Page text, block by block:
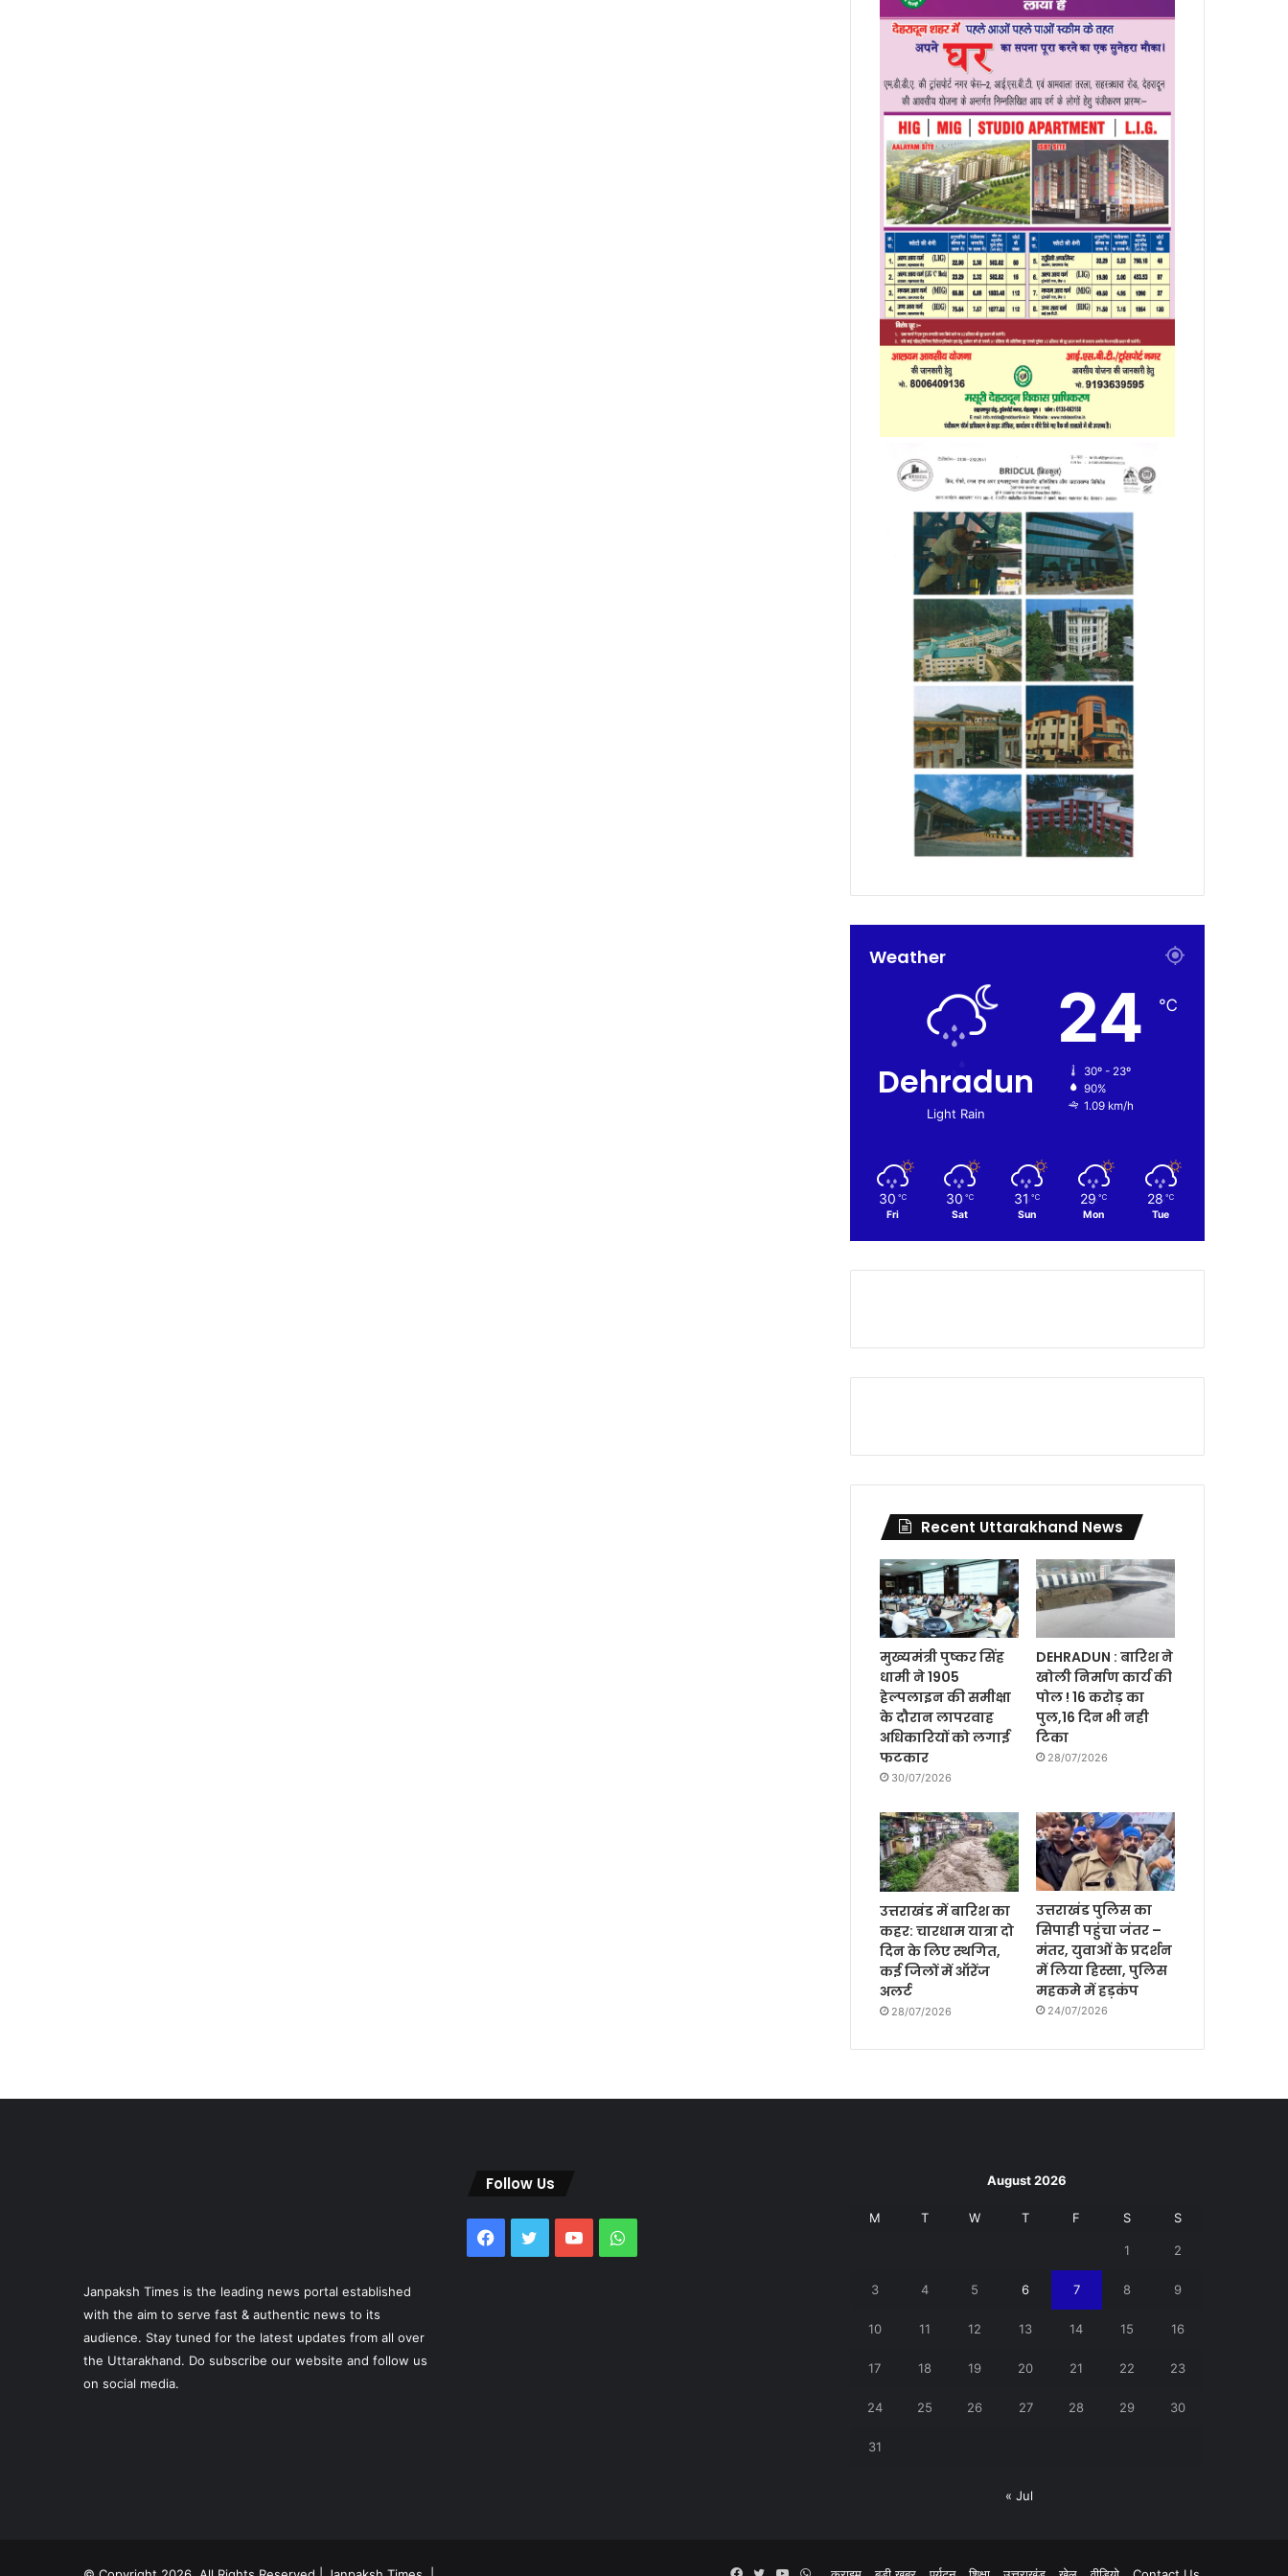
Weather
Dehradun
Light Rain
24 ℃
30º - 23º
90%
1.09 km/h
30 ℃
Fri
30 ℃
Sat
31 ℃
Sun
29 ℃
Mon
28 ℃
Tue
Recent Uttarakhand News
मुख्यमंत्री पुष्कर सिंह
धामी ने 1905
हेल्पलाइन की समीक्षा
के दौरान लापरवाह
अधिकारियों को लगाई
फटकार
30/07/2026
DEHRADUN : बारिश ने
खोली निर्माण कार्य की
पोल ! 16 करोड़ का
पुल,16 दिन भी नही
टिका
28/07/2026
उत्तराखंड में बारिश का
कहर: चारधाम यात्रा दो
दिन के लिए स्थगित,
कई जिलों में ऑरेंज
अलर्ट
28/07/2026
उत्तराखंड पुलिस का
सिपाही पहुंचा जंतर –
मंतर, युवाओं के प्रदर्शन
में लिया हिस्सा, पुलिस
महकमे में हड़कंप
24/07/2026
Janpaksh Times is the leading news portal established
with the aim to serve fast & authentic news to its
audience. Stay tuned for the latest updates from all over
the Uttarakhand. Do subscribe our website and follow us
on social media.
Follow Us
Facebook
TwitterYouTube
August 2026
M T W T F S S
1 2
3 4 5 6 7 8 9
10 11 12 13 14 15 16
17 18 19 20 21 22 23
24 25 26 27 28 29 30
31
« Jul